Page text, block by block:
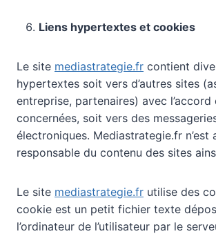
Liens hypertextes et cookies
Le site mediastrategie.fr contient
hypertextes soit vers d’autres sites
entreprise, partenaires) avec
concernées, soit vers des
électroniques. Mediastrategie.fr n’est
responsable du contenu des sites
Le site mediastrategie.fr utilise des
cookie est un petit fichier texte
l’ordinateur de l’utilisateur par le